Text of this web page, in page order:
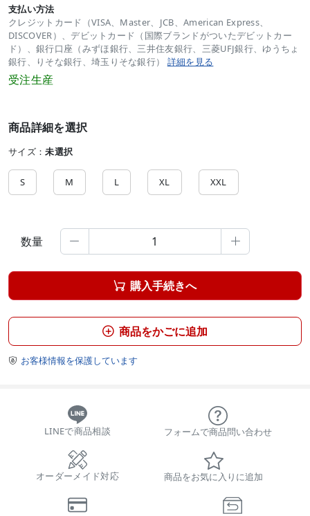
支払い方法
クレジットカード（VISA、Master、JCB、American Express、
DISCOVER）、デビットカード（国際ブランドがついたデビットカー
ド）、銀行口座（みずほ銀行、三井住友銀行、三菱UFJ銀行、ゆうちょ
銀行、りそな銀行、埼玉りそな銀行） 詳細を見る
受注生産
商品詳細を選択
サイズ：未選択
S M L XL XXL
数量  
 購入手続きへ
 商品をかごに追加
 お客様情報を保護しています
LINEで商品相談 フォームで商品問い合わせ
オーダーメイド対応 商品をお気に入りに追加